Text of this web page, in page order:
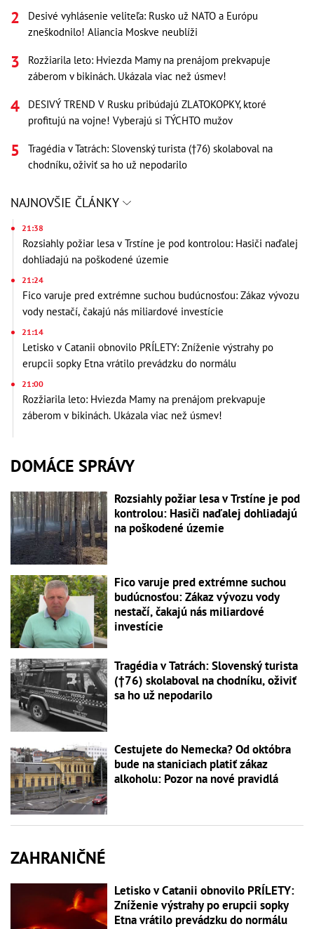
Desivé vyhlásenie veliteľa: Rusko už NATO a Európu
zneškodnilo! Aliancia Moskve neublíži
Rozžiarila leto: Hviezda Mamy na prenájom prekvapuje
záberom v bikinách. Ukázala viac než úsmev!
DESIVÝ TREND V Rusku pribúdajú ZLATOKOPKY, ktoré
profitujú na vojne! Vyberajú si TÝCHTO mužov
Tragédia v Tatrách: Slovenský turista (†76) skolaboval na
chodníku, oživiť sa ho už nepodarilo
NAJNOVŠIE ČLÁNKY
21:38
Rozsiahly požiar lesa v Trstíne je pod kontrolou: Hasiči naďalej
dohliadajú na poškodené územie
21:24
Fico varuje pred extrémne suchou budúcnosťou: Zákaz vývozu
vody nestačí, čakajú nás miliardové investície
21:14
Letisko v Catanii obnovilo PRÍLETY: Zníženie výstrahy po
erupcii sopky Etna vrátilo prevádzku do normálu
21:00
Rozžiarila leto: Hviezda Mamy na prenájom prekvapuje
záberom v bikinách. Ukázala viac než úsmev!
DOMÁCE SPRÁVY
Rozsiahly požiar lesa v Trstíne je pod
kontrolou: Hasiči naďalej dohliadajú
na poškodené územie
Fico varuje pred extrémne suchou
budúcnosťou: Zákaz vývozu vody
nestačí, čakajú nás miliardové
investície
Tragédia v Tatrách: Slovenský turista
(†76) skolaboval na chodníku, oživiť
sa ho už nepodarilo
Cestujete do Nemecka? Od októbra
bude na staniciach platiť zákaz
alkoholu: Pozor na nové pravidlá
ZAHRANIČNÉ
Letisko v Catanii obnovilo PRÍLETY:
Zníženie výstrahy po erupcii sopky
Etna vrátilo prevádzku do normálu